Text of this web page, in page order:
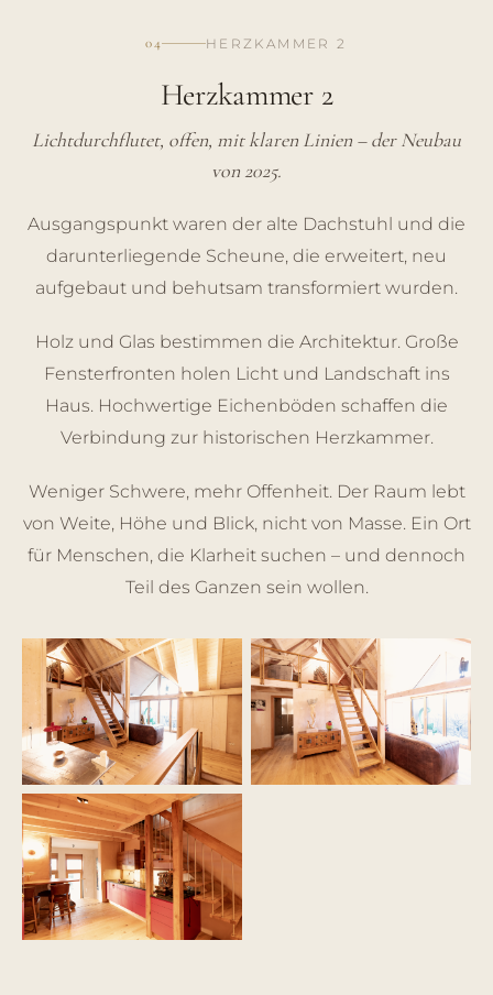
04 HERZKAMMER 2
Herzkammer 2
Lichtdurchflutet, offen, mit klaren Linien – der Neubau
von 2025.
Ausgangspunkt waren der alte Dachstuhl und die
darunterliegende Scheune, die erweitert, neu
aufgebaut und behutsam transformiert wurden.
Holz und Glas bestimmen die Architektur. Große
Fensterfronten holen Licht und Landschaft ins
Haus. Hochwertige Eichenböden schaffen die
Verbindung zur historischen Herzkammer.
Weniger Schwere, mehr Offenheit. Der Raum lebt
von Weite, Höhe und Blick, nicht von Masse. Ein Ort
für Menschen, die Klarheit suchen – und dennoch
Teil des Ganzen sein wollen.